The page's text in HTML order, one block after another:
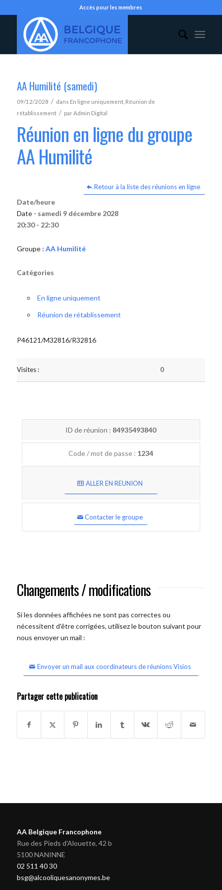
Accès pour les membres
AA Humilité (samedi)
09/12/2028 / dans En ligne uniquement, Réunion de
rétablissement / parAdmin Digital
Réunion en ligne du groupe
AA Humilité
Retour à la liste des réunions en ligne
Date/heure
Date - samedi 9 décembre 2028
20:30 - 22:30
Groupe : AA Humilité
Catégories
En ligne uniquement
Réunion de rétablissement
P46121/M32816/R32816
Visites : 0
ID de réunion : 84935493840
Code / mot de passe : 1234
ALLER EN REUNION
Contacter le groupe
Changements / modifications
Si les données affichées ne sont pas correctes ou
nécessitent d'être corrigées, utilisez le bouton suivant pour
nous envoyer un mail :
Envoyer un mail aux coordinateurs de réunions Visios
Partager cette publication
AA Belgique Francophone
Rue des Pieds d'Alouette, 42 b
5100 NANINNE
02 511 40 30
bsg@alcooliquesanonymes.be